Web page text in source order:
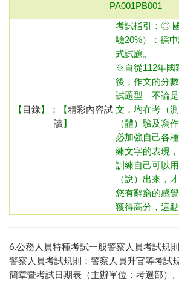
PA001PB001
【 目錄】；【精彩內容試
讀】
考試指引：◎
驗20%）：採
式試題 。
※ 自從112年國
後，作文的分
試題型—不論
文，均在考（
（體）驗及寫
必加強自己各
練文字的表現
訓練自己可以
（說）出來，
您有辭窮的感
獲得高分，這
6.公務人員特種考試一般警察人員考試規則
警察人員考試規則 ； 警察人員升官等考試
簡章暨考試日期表（主辦單位：考選部）
。